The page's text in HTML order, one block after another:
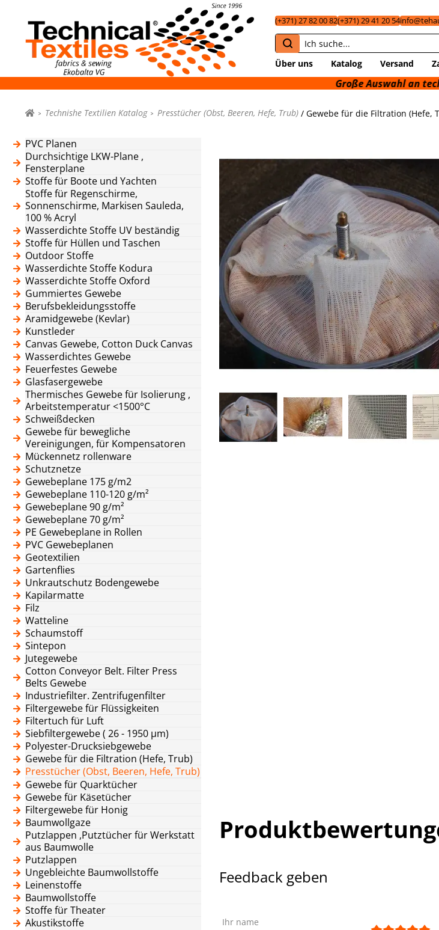
(+371) 27 82 00 82(+371) 29 41 20 54
Über uns Katalog Versand
Große Auswahl an technischen
Technishe Textilien Katalog Presstücher (Obst, Beeren, Hefe, Trub) / Gewebe für die Filtration (Hefe,
PVC Planen
Durchsichtige LKW-Plane ,
Fensterplane
Stoffe für Boote und Yachten
Stoffe für Regenschirme,
Sonnenschirme, Markisen Sauleda,
100 % Acryl
Wasserdichte Stoffe UV beständig
Stoffe für Hüllen und Taschen
Outdoor Stoffe
Wasserdichte Stoffe Kodura
Wasserdichte Stoffe Oxford
Gummiertes Gewebe
Berufsbekleidungsstoffe
Aramidgewebe (Kevlar)
Kunstleder
Canvas Gewebe, Cotton Duck Canvas
Wasserdichtes Gewebe
Feuerfestes Gewebe
Glasfasergewebe
Thermisches Gewebe für Isolierung ,
Arbeitstemperatur <1500°C
Schweißdecken
Gewebe für bewegliche
Vereinigungen, für Kompensatoren
Mückennetz rollenware
Schutznetze
Gewebeplane 175 g/m2
Gewebeplane 110-120 g/m²
Gewebeplane 90 g/m²
Gewebeplane 70 g/m²
PE Gewebeplane in Rollen
PVC Gewebeplanen
Geotextilien
Gartenflies
Unkrautschutz Bodengewebe
Kapilarmatte
Filz
Watteline
Schaumstoff
Sintepon
Jutegewebe
Cotton Conveyor Belt. Filter Press
Belts Gewebe
Industriefilter. Zentrifugenfilter
Filtergewebe für Flüssigkeiten
Filtertuch für Luft
Siebfiltergewebe ( 26 - 1950 μm)
Polyester-Drucksiebgewebe
Gewebe für die Filtration (Hefe, Trub)
Presstücher (Obst, Beeren, Hefe, Trub)
Gewebe für Quarktücher
Gewebe für Käsetücher
Filtergewebe für Honig
Baumwollgaze
Putzlappen ,Putztücher für Werkstatt
aus Baumwolle
Putzlappen
Ungebleichte Baumwollstoffe
Leinenstoffe
Baumwollstoffe
Stoffe für Theater
Akustikstoffe
Feedback geben
Ihr name